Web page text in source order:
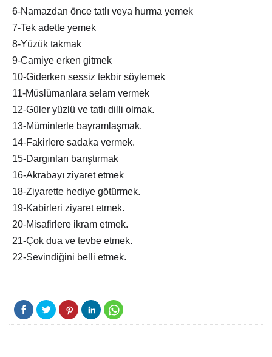
6-Namazdan önce tatlı veya hurma yemek
7-Tek adette yemek
8-Yüzük takmak
9-Camiye erken gitmek
10-Giderken sessiz tekbir söylemek
11-Müslümanlara selam vermek
12-Güler yüzlü ve tatlı dilli olmak.
13-Müminlerle bayramlaşmak.
14-Fakirlere sadaka vermek.
15-Dargınları barıştırmak
16-Akrabayı ziyaret etmek
18-Ziyarette hediye götürmek.
19-Kabirleri ziyaret etmek.
20-Misafirlere ikram etmek.
21-Çok dua ve tevbe etmek.
22-Sevindiğini belli etmek.